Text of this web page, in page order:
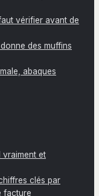
vérifier avant de
des muffins
abaques
et
clés par
facture